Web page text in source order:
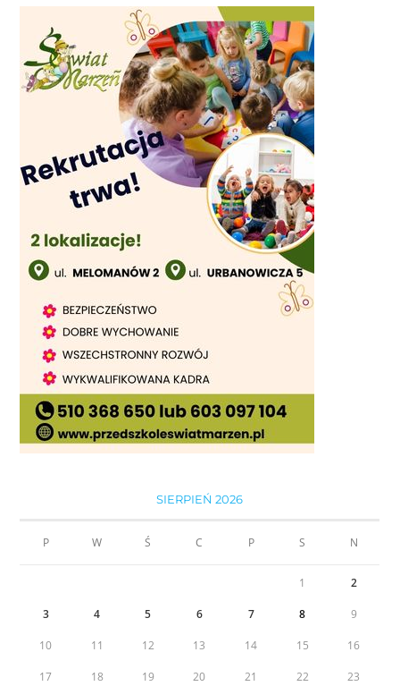
SIERPIEŃ 2026
P W Ś C P S N
1 2
3 4 5 6 7 8 9
10 11 12 13 14 15 16
17 18 19 20 21 22 23